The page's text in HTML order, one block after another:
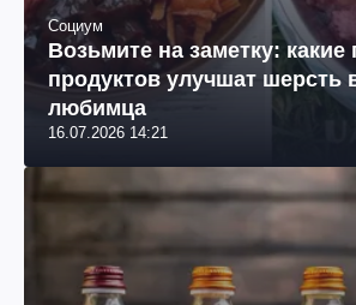
Социум
Возьмите на заметку: какие
продуктов улучшат шерсть
любимца
16.07.2026 14:21